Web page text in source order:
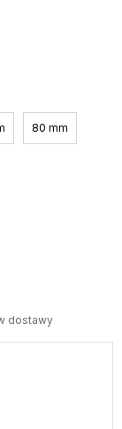
80 mm
dostawy